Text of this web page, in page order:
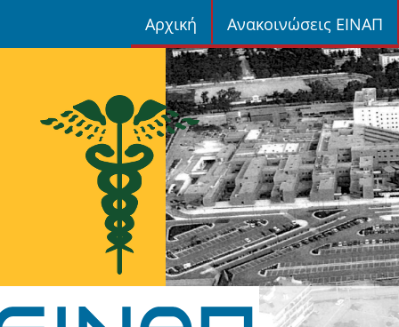
Αρχική Ανακοινώσεις ΕΙΝΑΠ